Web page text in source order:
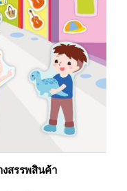
สรรพสินค้า